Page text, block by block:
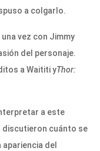
a colgarlo.
vez con Jimmy
del personaje.
a Waititi yThor:
a este
discutieron cuánto se
del